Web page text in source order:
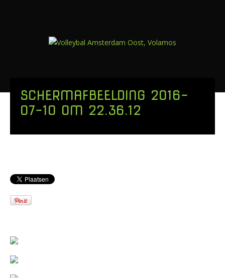
SCHERMAFBEELDING 2016-
07-10 OM 22.36.12